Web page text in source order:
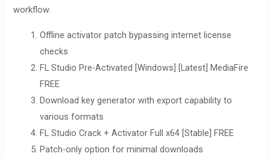
workflow.
Offline activator patch bypassing internet license
checks
FL Studio Pre-Activated [Windows] [Latest] MediaFire
FREE
Download key generator with export capability to
various formats
FL Studio Crack + Activator Full x64 [Stable] FREE
Patch-only option for minimal downloads